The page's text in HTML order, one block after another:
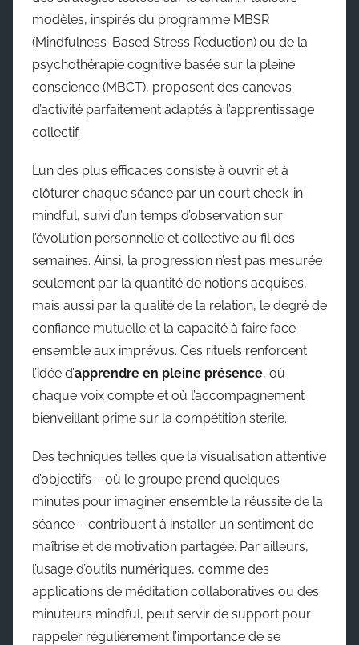
modèles, inspirés du programme MBSR
(Mindfulness-Based Stress Reduction) ou de la
psychothérapie cognitive basée sur la pleine
conscience (MBCT), proposent des canevas
d’activité parfaitement adaptés à l’apprentissage
collectif.
L’un des plus efficaces consiste à ouvrir et à
clôturer chaque séance par un court check-in
mindful, suivi d’un temps d’observation sur
l’évolution personnelle et collective au fil des
semaines. Ainsi, la progression n’est pas mesurée
seulement par la quantité de notions acquises,
mais aussi par la qualité de la relation, le degré de
confiance mutuelle et la capacité à faire face
ensemble aux imprévus. Ces rituels renforcent
l’idée d’apprendre en pleine présence, où
chaque voix compte et où l’accompagnement
bienveillant prime sur la compétition stérile.
Des techniques telles que la visualisation attentive
d’objectifs – où le groupe prend quelques
minutes pour imaginer ensemble la réussite de la
séance – contribuent à installer un sentiment de
maîtrise et de motivation partagée. Par ailleurs,
l’usage d’outils numériques, comme des
applications de méditation collaboratives ou des
minuteurs mindful, peut servir de support pour
rappeler régulièrement l’importance de se